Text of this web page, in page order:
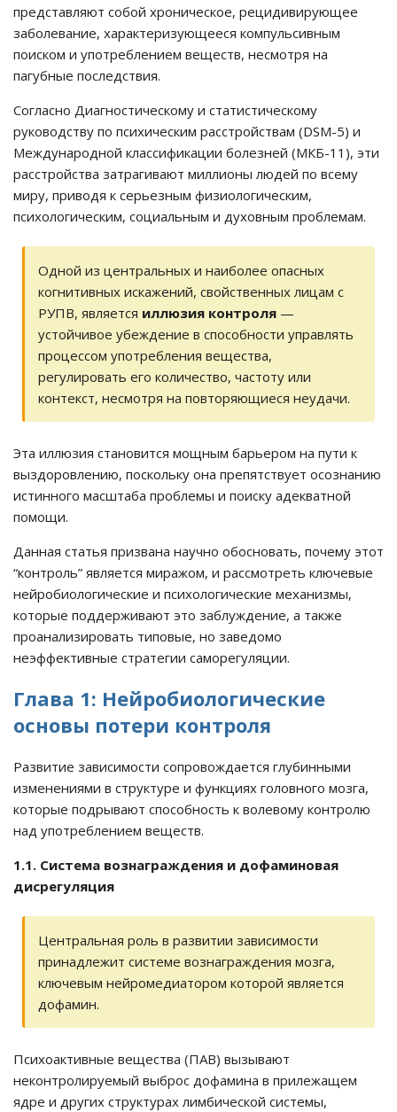
представляют собой хроническое, рецидивирующее
заболевание, характеризующееся компульсивным
поиском и употреблением веществ, несмотря на
пагубные последствия.
Согласно Диагностическому и статистическому
руководству по психическим расстройствам (DSM-5) и
Международной классификации болезней (МКБ-11), эти
расстройства затрагивают миллионы людей по всему
миру, приводя к серьезным физиологическим,
психологическим, социальным и духовным проблемам.
Одной из центральных и наиболее опасных
когнитивных искажений, свойственных лицам с
РУПВ, является иллюзия контроля —
устойчивое убеждение в способности управлять
процессом употребления вещества,
регулировать его количество, частоту или
контекст, несмотря на повторяющиеся неудачи.
Эта иллюзия становится мощным барьером на пути к
выздоровлению, поскольку она препятствует осознанию
истинного масштаба проблемы и поиску адекватной
помощи.
Данная статья призвана научно обосновать, почему этот
“контроль” является миражом, и рассмотреть ключевые
нейробиологические и психологические механизмы,
которые поддерживают это заблуждение, а также
проанализировать типовые, но заведомо
неэффективные стратегии саморегуляции.
Глава 1: Нейробиологические
основы потери контроля
Развитие зависимости сопровождается глубинными
изменениями в структуре и функциях головного мозга,
которые подрывают способность к волевому контролю
над употреблением веществ.
1.1. Система вознаграждения и дофаминовая
дисрегуляция
Центральная роль в развитии зависимости
принадлежит системе вознаграждения мозга,
ключевым нейромедиатором которой является
дофамин.
Психоактивные вещества (ПАВ) вызывают
неконтролируемый выброс дофамина в прилежащем
ядре и других структурах лимбической системы,